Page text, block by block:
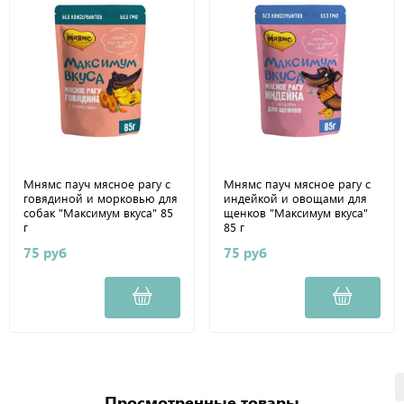
Мнямс пауч мясное рагу с
говядиной и морковью для
собак "Максимум вкуса" 85
г
75 руб
Мнямс пауч мясное рагу с
индейкой и овощами для
щенков "Максимум вкуса"
85 г
75 руб